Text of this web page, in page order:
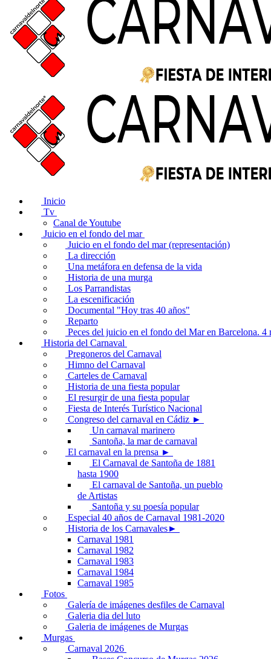
Inicio
Tv
Canal de Youtube
Juicio en el fondo del mar
Juicio en el fondo del mar (representación)
La dirección
Una metáfora en defensa de la vida
Historia de una murga
Los Parrandistas
La escenificación
Documental "Hoy tras 40 años"
Reparto
Peces del juicio en el fondo del Mar en Barcelona. 4
Historia del Carnaval
Pregoneros del Carnaval
Himno del Carnaval
Carteles de Carnaval
Historia de una fiesta popular
El resurgir de una fiesta popular
Fiesta de Interés Turístico Nacional
Congreso del carnaval en Cádiz ►
Un carnaval marinero
Santoña, la mar de carnaval
El carnaval en la prensa ►
El Carnaval de Santoña de 1881
hasta 1900
El carnaval de Santoña, un pueblo
de Artistas
Santoña y su poesía popular
Especial 40 años de Carnaval 1981-2020
Historia de los Carnavales►
Carnaval 1981
Carnaval 1982
Carnaval 1983
Carnaval 1984
Carnaval 1985
Fotos
Galería de imágenes desfiles de Carnaval
Galeria dia del luto
Galeria de imágenes de Murgas
Murgas
Carnaval 2026